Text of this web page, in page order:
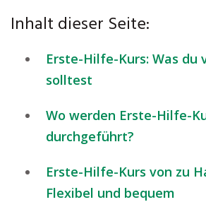
Inhalt dieser Seite:
Erste-Hilfe-Kurs: Was du
solltest
Wo werden Erste-Hilfe-
durchgeführt?
Erste-Hilfe-Kurs von zu
Flexibel und bequem